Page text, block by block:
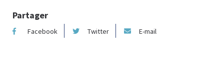
Partager
Facebook Twitter E-mail